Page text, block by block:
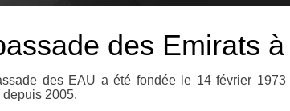
des Emirats
des EAU a été fondée le 14 février
depuis 2005.